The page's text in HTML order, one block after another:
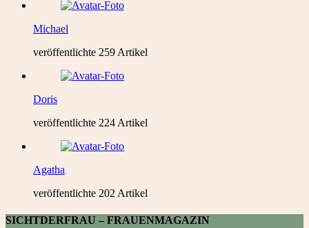
Michael
veröffentlichte 259 Artikel
Doris
veröffentlichte 224 Artikel
Agatha
veröffentlichte 202 Artikel
SICHTDERFRAU – FRAUENMAGAZIN